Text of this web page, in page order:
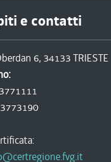
e contatti
6, 34133 TRIESTE